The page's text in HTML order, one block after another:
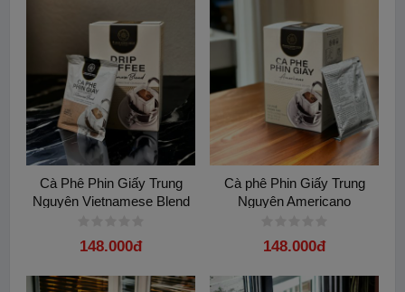
Cà Phê Phin Giấy Trung
Nguyên Vietnamese Blend
148.000đ
Cà phê Phin Giấy Trung
Nguyên Americano
148.000đ